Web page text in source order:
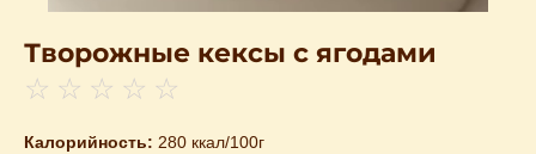
Творожные кексы с ягодами
☆ ☆ ☆ ☆ ☆
Калорийность: 280 ккал/100г